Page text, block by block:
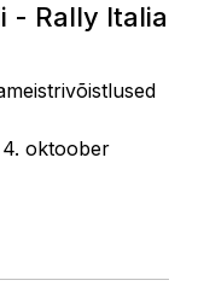
- Rally Italia
4. oktoober